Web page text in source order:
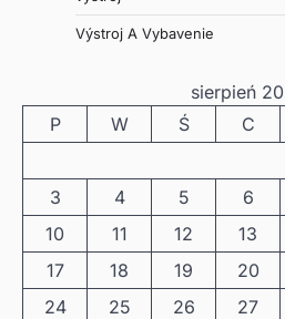
Výstroj A Vybavenie
sierpień
P
W Ś C
3
4 5 6
10
11 12 13
17
18 19 20
24
25 26 27